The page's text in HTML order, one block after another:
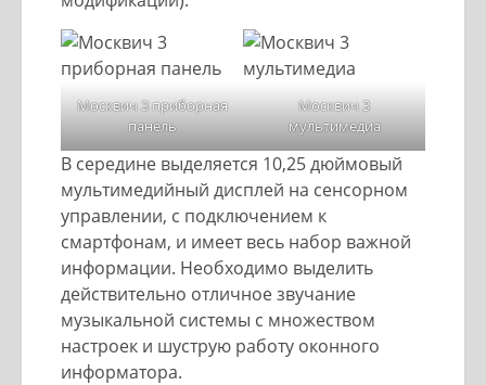
Москвич 3 приборная
панель
Москвич 3
мультимедиа
В середине выделяется 10,25 дюймовый
мультимедийный дисплей на сенсорном
управлении, с подключением к
смартфонам, и имеет весь набор важной
информации. Необходимо выделить
действительно отличное звучание
музыкальной системы с множеством
настроек и шуструю работу оконного
информатора.